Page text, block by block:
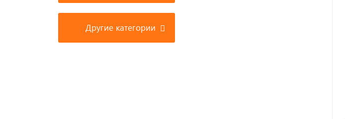
Другие категории